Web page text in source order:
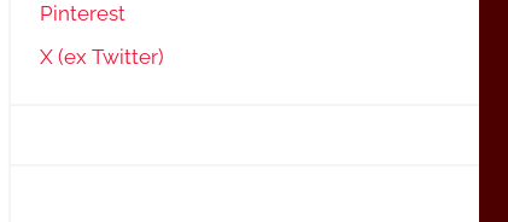
Pinterest
X (ex Twitter)